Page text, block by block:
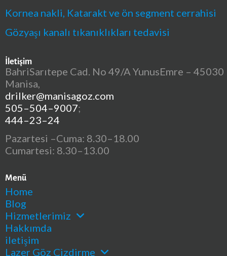
Kornea nakli, Katarakt ve ön segment cerrahisi
Gözyaşı kanalı tıkanıklıkları tedavisi
İletişim
BahriSarıtepe Cad. No 49/A YunusEmre – 45030
Manisa,
drilker@manisagoz.com
505–504–9007;
444–23–24
Pazartesi –Cuma: 8.30–18.00
Cumartesi: 8.30–13.00
Menü
Home
Blog
Hizmetlerimiz
Hakkımda
iletişim
Lazer Göz Çizdirme